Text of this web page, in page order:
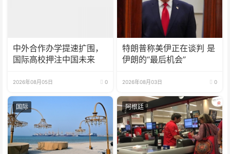
中外合作办学提速扩围，
国际高校押注中国未来
2026年08月05日 0
特朗普称美伊正在谈判 是
伊朗的“最后机会”
2026年08月03日 0
国际 阿根廷